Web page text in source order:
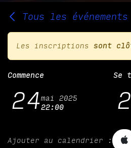
Tous les événements
Les inscriptions sont
Commence
24mai 2025
22:00
Se
Ajouter au calendrier :